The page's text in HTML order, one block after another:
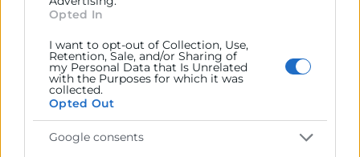
Opted In
I want to opt-out of Collection, Use,
Retention, Sale, and/or Sharing of
my Personal Data that Is Unrelated
with the Purposes for which it was
collected.
Opted Out
Google consents
DESARROLLO Y APRENDIZAJE
Accede a sesiones, talleres y contenidos que te
permiten seguir actualizado y creciendo